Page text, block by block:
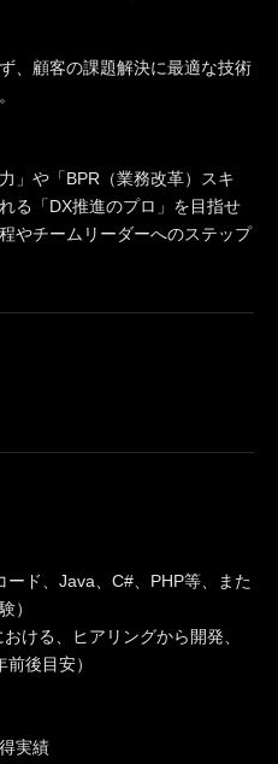
、顧客の課題解決に最適な技術
」や「BPR（業務改革）スキ
る「DX推進のプロ」を目指せ
やチームリーダーへのステップ
ード、Java、C#、PHP等、また
）
ける、ヒアリングから開発、
後目安）
実績